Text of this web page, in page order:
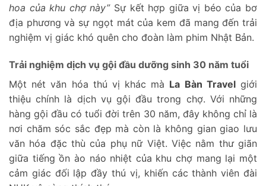
hoa của khu chợ này”Sự kết hợp giữa vị béo của bơ
địa phương và sự ngọt mát của kem đã mang đến trải
nghiệm vị giác khó quên cho đoàn làm phim Nhật Bản.
Trải nghiệm dịch vụ gội đầu dưỡng sinh 30 năm tuổi
Một nét văn hóa thú vị khác mà La Bàn Travelgiới
thiệu chính là dịch vụ gội đầu trong chợ. Với những
hàng gội đầu có tuổi đời trên 30 năm, đây không chỉ là
nơi chăm sóc sắc đẹp mà còn là không gian giao lưu
văn hóa đặc thù của phụ nữ Việt. Việc nằm thư giãn
giữa tiếng ồn ào náo nhiệt của khu chợ mang lại một
cảm giác đối lập đầy thú vị, khiến các thành viên đài